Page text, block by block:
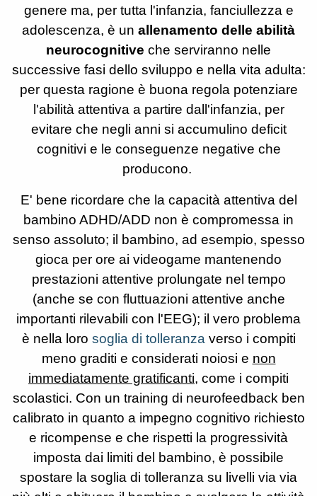
genere ma, per tutta l'infanzia, fanciullezza e
adolescenza, è un allenamento delle abilità
neurocognitive che serviranno nelle
successive fasi dello sviluppo e nella vita adulta:
per questa ragione è buona regola potenziare
l'abilità attentiva a partire dall'infanzia, per
evitare che negli anni si accumulino deficit
cognitivi e le conseguenze negative che
producono.
E' bene ricordare che la capacità attentiva del
bambino ADHD/ADD non è compromessa in
senso assoluto; il bambino, ad esempio, spesso
gioca per ore ai videogame mantenendo
prestazioni attentive prolungate nel tempo
(anche se con fluttuazioni attentive anche
importanti rilevabili con l'EEG); il vero problema
è nella loro soglia di tolleranza verso i compiti
meno graditi e considerati noiosi e non
immediatamente gratificanti, come i compiti
scolastici. Con un training di neurofeedback ben
calibrato in quanto a impegno cognitivo richiesto
e ricompense e che rispetti la progressività
imposta dai limiti del bambino, è possibile
spostare la soglia di tolleranza su livelli via via